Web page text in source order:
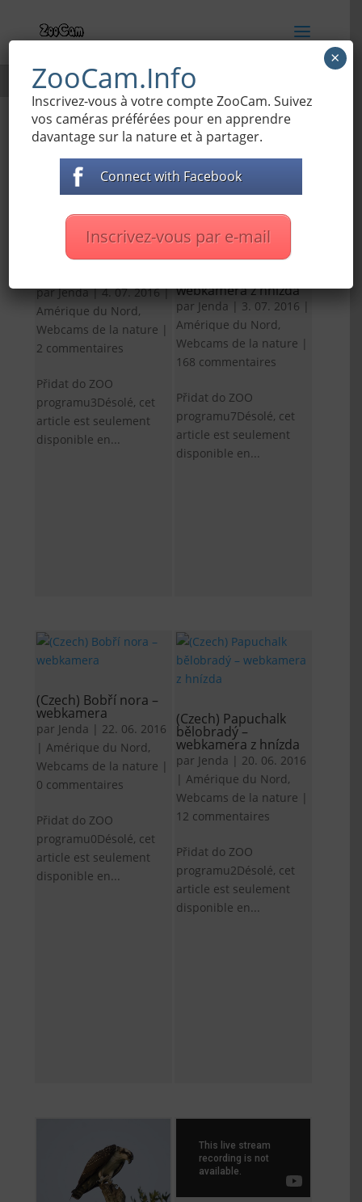
Amérique du Nord
parJenda|4. 07. 2016|
Amérique du Nord,
Webcams de la nature |
2 commentaires
Přidat do ZOO
programu3Désolé, cet
article est seulement
disponible en...
(Czech) Kondor
webkamera z hnízda
par Jenda 3. 07. 2016
Amérique du Nord,
Webcams de la nature |
168 commentaires
Přidat do ZOO
programu7Désolé, cet
article est seulement
disponible en...
(Czech) Bobří nora –
webkamera
par Jenda | 22. 06. 2016
| Amérique du Nord,
Webcams de la nature |
0 commentaires
Přidat do ZOO
programu0Désolé, cet
article est seulement
disponible en...
(Czech) Papuchalk
bělobradý –
webkamera z hnízda
par Jenda | 20. 06. 2016
| Amérique du Nord,
Webcams de la nature |
12 commentaires
Přidat do ZOO
programu2Désolé, cet
article est seulement
disponible en...
ZooCam.Info
Inscrivez-vous à votre compte ZooCam. Suivez
vos caméras préférées pour en apprendre
davantage sur la nature et à partager.
Connect with Facebook
Inscrivez-vous par e-mail
×